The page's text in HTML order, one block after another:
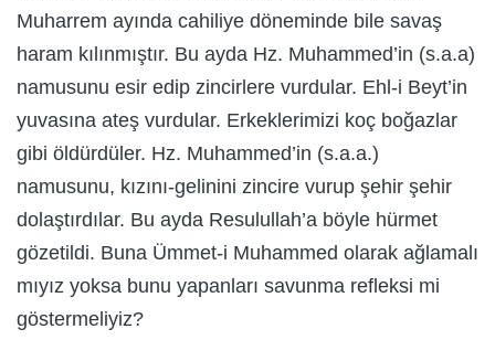
Muharrem ayında cahiliye döneminde bile savaş
haram kılınmıştır. Bu ayda Hz. Muhammed’in (s.a.a)
namusunu esir edip zincirlere vurdular. Ehl-i Beyt’in
yuvasına ateş vurdular. Erkeklerimizi koç boğazlar
gibi öldürdüler. Hz. Muhammed’in (s.a.a.)
namusunu, kızını-gelinini zincire vurup şehir şehir
dolaştırdılar. Bu ayda Resulullah’a böyle hürmet
gözetildi. Buna Ümmet-i Muhammed olarak ağlamalı
mıyız yoksa bunu yapanları savunma refleksi mi
göstermeliyiz?